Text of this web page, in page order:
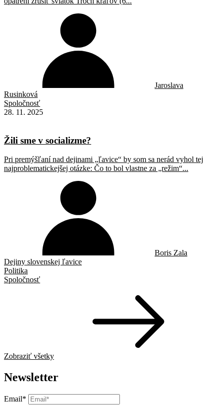
Jaroslava
Rusinková
Spoločnosť
28. 11. 2025
Žili sme v socializme?
Pri premýšľaní nad dejinami „ľavice“ by som sa nerád vyhol tej
najproblematickejšej otázke: Čo to bol vlastne za „režim“...
Boris Zala
Dejiny slovenskej ľavice
Politika
Spoločnosť
Zobraziť všetky
Newsletter
Email*